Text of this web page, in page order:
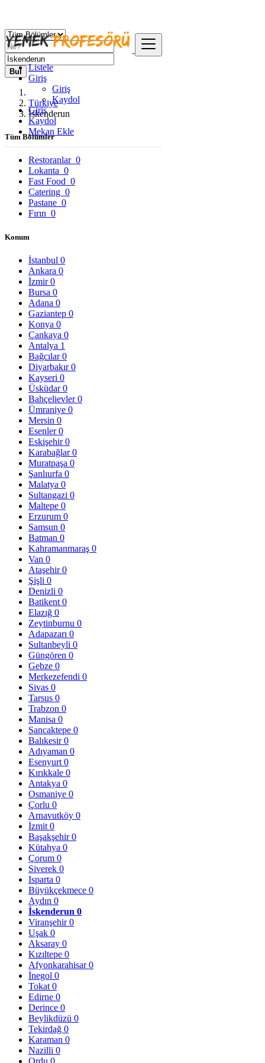
Listele
Giriş
Giriş
Kaydol
Giriş
Kaydol
Mekan Ekle
Bul
Türkiye
İskenderun
Tüm Bölümler
Restoranlar 0
Lokanta 0
Fast Food 0
Catering 0
Pastane 0
Fırın 0
Konum
İstanbul 0
Ankara 0
İzmir0
Bursa 0
Adana 0
Gaziantep 0
Konya 0
Çankaya 0
Antalya 1
Bağcılar0
Diyarbakır0
Kayseri 0
Üsküdar0
Bahçelievler0
Ümraniye 0
Mersin 0
Esenler0
Eskişehir0
Karabağlar0
Muratpaşa 0
Şanlıurfa 0
Malatya 0
Sultangazi 0
Maltepe 0
Erzurum 0
Samsun 0
Batman 0
Kahramanmaraş 0
Van 0
Ataşehir0
Şişli 0
Denizli 0
Batikent 0
Elazığ 0
Zeytinburnu 0
Adapazarı 0
Sultanbeyli 0
Güngören 0
Gebze 0
Merkezefendi 0
Sivas 0
Tarsus 0
Trabzon 0
Manisa 0
Sancaktepe 0
Balıkesir0
Adıyaman 0
Esenyurt 0
Kırıkkale 0
Antakya 0
Osmaniye 0
Çorlu 0
Arnavutköy 0
İzmit 0
Başakşehir0
Kütahya 0
Çorum 0
Siverek 0
Isparta 0
Büyükçekmece 0
Aydın 0
İskenderun 0
Viranşehir0
Uşak 0
Aksaray 0
Kızıltepe 0
Afyonkarahisar0
İnegol 0
Tokat 0
Edirne 0
Derince 0
Beylikdüzü 0
Tekirdağ 0
Karaman 0
Nazilli 0
Ordu 0